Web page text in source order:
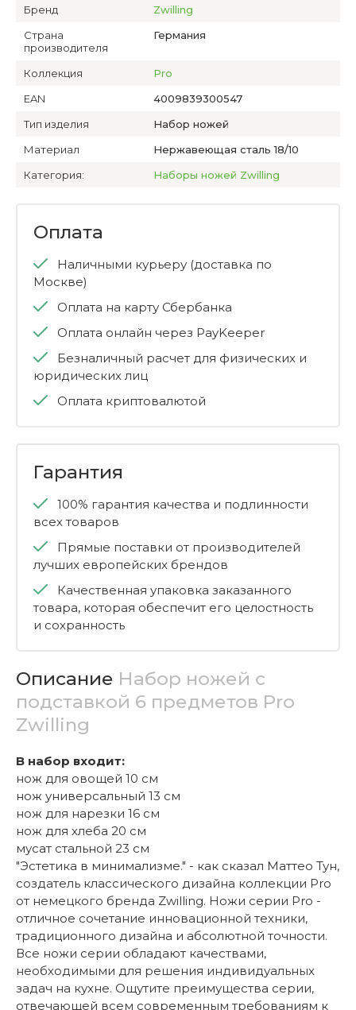
Бренд
Zwilling
Страна
производителя
Германия
Коллекция
Pro
EAN
4009839300547
Тип изделия
Набор ножей
Материал
Нержавеющая сталь 18/10
Категория:
Наборы ножей Zwilling
Оплата
Наличными курьеру (доставка по
Москве)
Оплата на карту Сбербанка
Оплата онлайн через PayKeeper
Безналичный расчет для физических и
юридических лиц
Оплата криптовалютой
Гарантия
100% гарантия качества и подлинности
всех товаров
Прямые поставки от производителей
лучших европейских брендов
Качественная упаковка заказанного
товара, которая обеспечит его целостность
и сохранность
Описание Набор ножей с
подставкой 6 предметов Pro
Zwilling
В набор входит:
нож для овощей 10 см
нож универсальный 13 см
нож для нарезки 16 см
нож для хлеба 20 см
мусат стальной 23 см
"Эстетика в минимализме." - как сказал Маттео Тун,
создатель классического дизайна коллекции Pro
от немецкого бренда Zwilling. Ножи серии Pro -
отличное сочетание инновационной техники,
традиционного дизайна и абсолютной точности.
Все ножи серии обладают качествами,
необходимыми для решения индивидуальных
задач на кухне. Ощутите преимущества серии,
отвечающей всем современным требованиям к